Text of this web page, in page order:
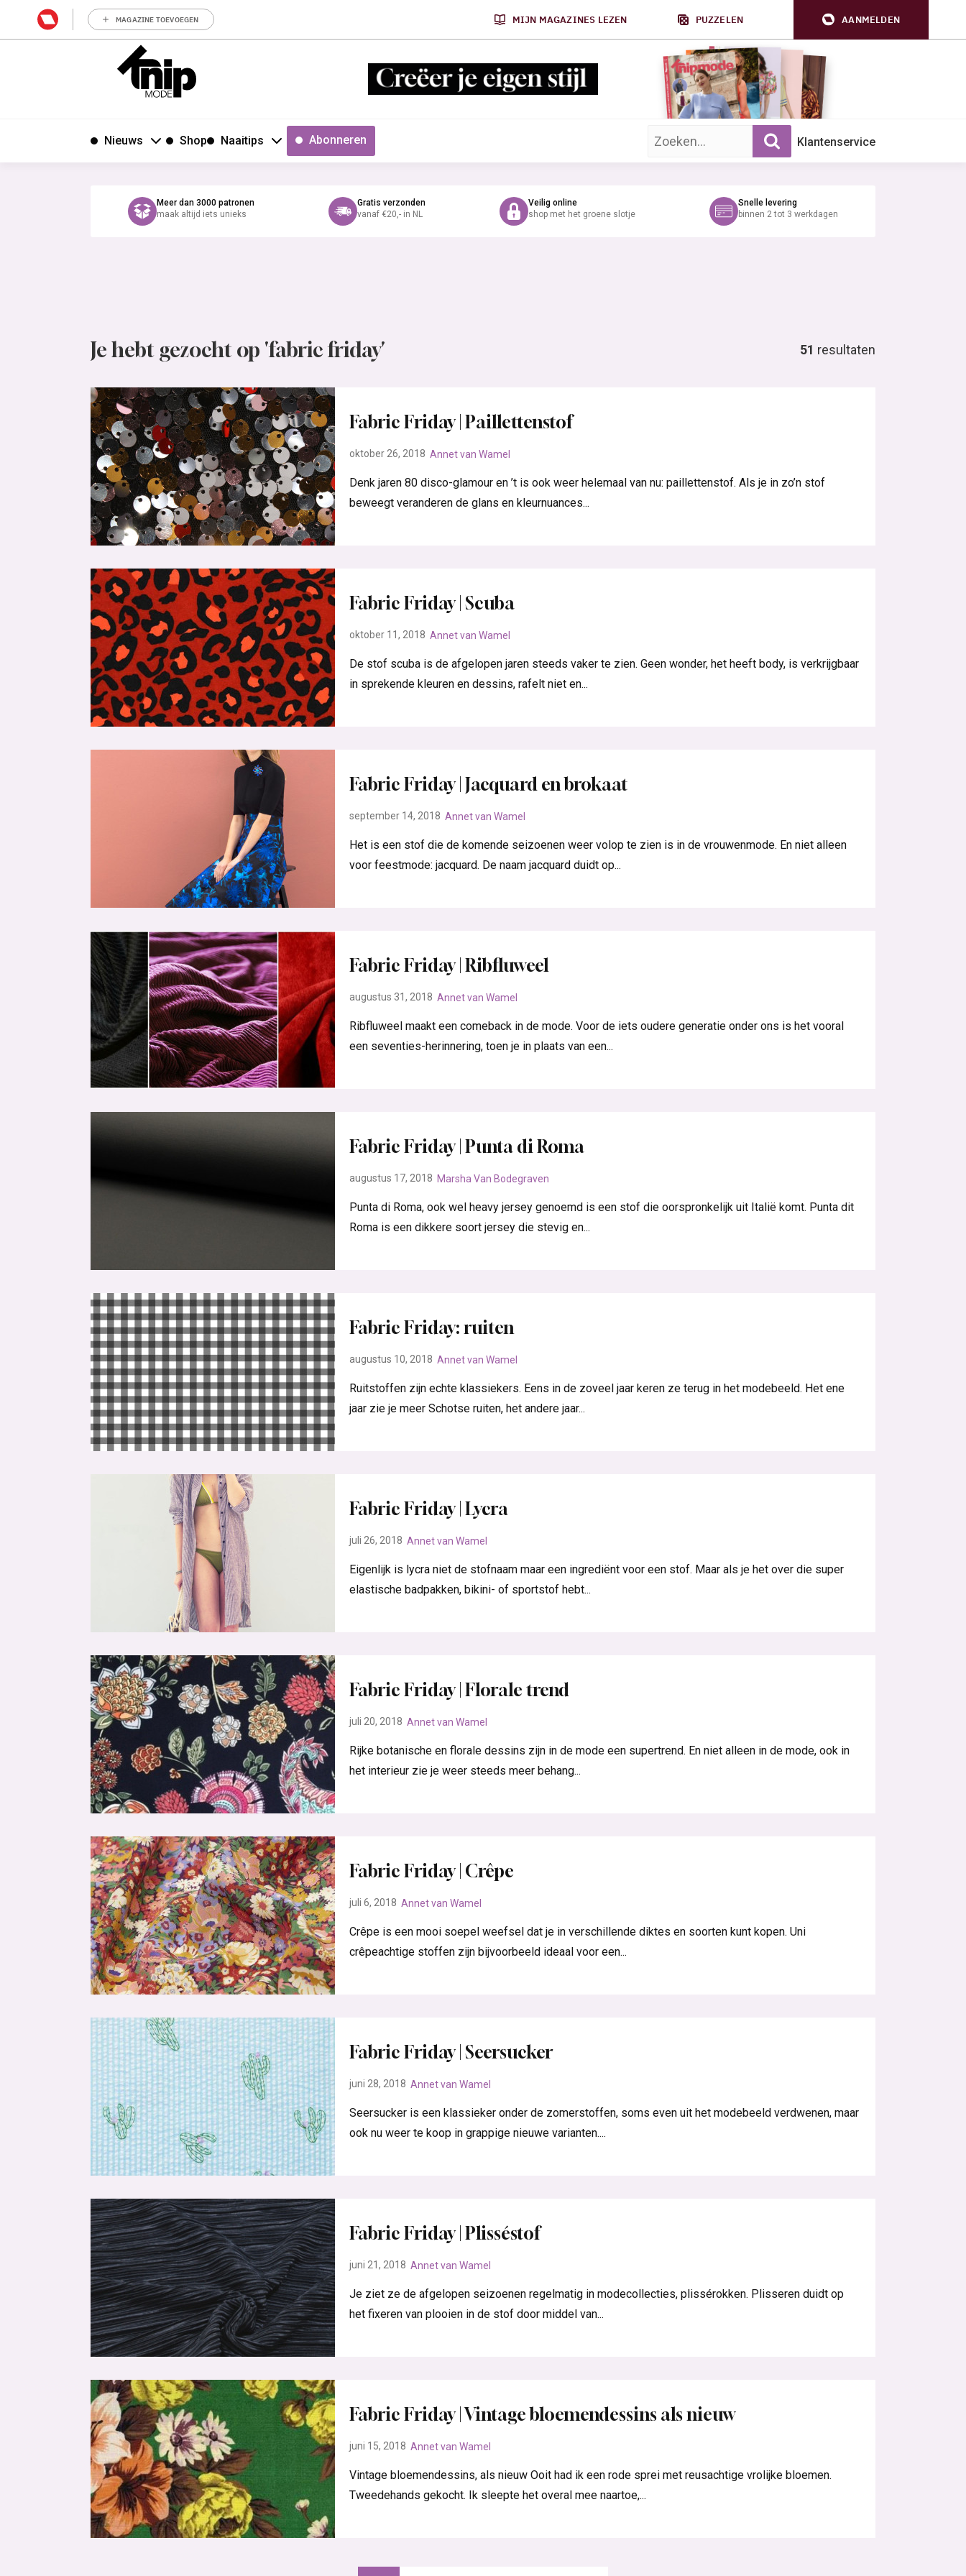
MAGAZINE TOEVOEGEN MIJN MAGAZINES LEZEN PUZZELEN AANMELDEN
Nieuws Shop Naaitips Abonneren Zoek op trefwoord: Klantenservice
Meer dan 3000 patronen
maak altijd iets unieks
Gratis verzonden
vanaf €20,- in NL
Veilig online
shop met het groene slotje
Snelle levering
binnen 2 tot 3 werkdagen
Je hebt gezocht op 'fabric friday' 51 resultaten
Fabric Friday | Paillettenstof
Denk jaren 80 disco-glamour en ’t is ook weer helemaal van nu: paillettenstof. Als je in zo’n stof
beweegt veranderen de glans en kleurnuances...
oktober 26, 2018 Annet van Wamel
Fabric Friday | Scuba
De stof scuba is de afgelopen jaren steeds vaker te zien. Geen wonder, het heeft body, is verkrijgbaar
in sprekende kleuren en dessins, rafelt niet en...
oktober 11, 2018 Annet van Wamel
Fabric Friday | Jacquard en brokaat
Het is een stof die de komende seizoenen weer volop te zien is in de vrouwenmode. En niet alleen
voor feestmode: jacquard. De naam jacquard duidt op...
september 14, 2018 Annet van Wamel
Fabric Friday | Ribfluweel
Ribfluweel maakt een comeback in de mode. Voor de iets oudere generatie onder ons is het vooral
een seventies-herinnering, toen je in plaats van een...
augustus 31, 2018 Annet van Wamel
Fabric Friday | Punta di Roma
Punta di Roma, ook wel heavy jersey genoemd is een stof die oorspronkelijk uit Italië komt. Punta dit
Roma is een dikkere soort jersey die stevig en...
augustus 17, 2018 Marsha Van Bodegraven
Fabric Friday: ruiten
Ruitstoffen zijn echte klassiekers. Eens in de zoveel jaar keren ze terug in het modebeeld. Het ene
jaar zie je meer Schotse ruiten, het andere jaar...
augustus 10, 2018 Annet van Wamel
Fabric Friday | Lycra
Eigenlijk is lycra niet de stofnaam maar een ingrediënt voor een stof. Maar als je het over die super
elastische badpakken, bikini- of sportstof hebt...
juli 26, 2018 Annet van Wamel
Fabric Friday | Florale trend
Rijke botanische en florale dessins zijn in de mode een supertrend. En niet alleen in de mode, ook in
het interieur zie je weer steeds meer behang...
juli 20, 2018 Annet van Wamel
Fabric Friday | Crêpe
Crêpe is een mooi soepel weefsel dat je in verschillende diktes en soorten kunt kopen. Uni
crêpeachtige stoffen zijn bijvoorbeeld ideaal voor een...
juli 6, 2018 Annet van Wamel
Fabric Friday | Seersucker
Seersucker is een klassieker onder de zomerstoffen, soms even uit het modebeeld verdwenen, maar
ook nu weer te koop in grappige nieuwe varianten....
juni 28, 2018 Annet van Wamel
Fabric Friday | Plisséstof
Je ziet ze de afgelopen seizoenen regelmatig in modecollecties, plissérokken. Plisseren duidt op
het fixeren van plooien in de stof door middel van...
juni 21, 2018 Annet van Wamel
Fabric Friday | Vintage bloemendessins als nieuw
Vintage bloemendessins, als nieuw Ooit had ik een rode sprei met reusachtige vrolijke bloemen.
Tweedehands gekocht. Ik sleepte het overal mee naartoe,...
juni 15, 2018 Annet van Wamel